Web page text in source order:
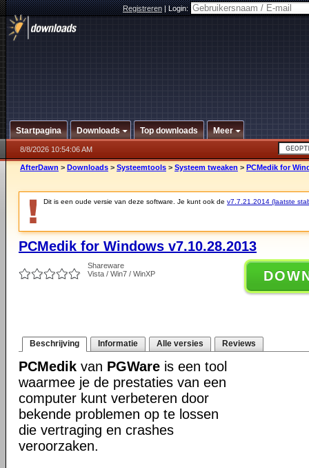
Registreren|Login:
Startpagina Downloads Top downloads Meer
8/8/2026 10:54:06 AM
AfterDawn > Downloads > Systeemtools > Systeem tweaken > PCMedik for
Dit is een oude versie van deze software. Je kunt ook de v7.7.21.2014 (laatste
PCMedik for Windows v7.10.28.2013
Shareware
Vista / Win7 / WinXP
Beschrijving Informatie Alle versies Reviews
PCMedik van PGWare is een tool
waarmee je de prestaties van een
computer kunt verbeteren door
bekende problemen op te lossen
die vertraging en crashes
veroorzaken.